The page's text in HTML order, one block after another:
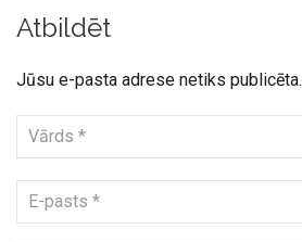
Atbildēt
Jūsu e-pasta adrese netiks publicēta.